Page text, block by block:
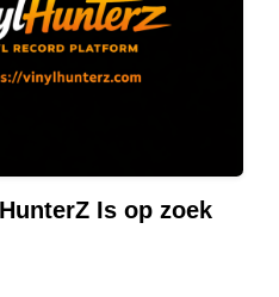
Is op zoek